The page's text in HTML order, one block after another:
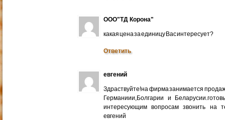
ООО"ТД Корона"
какая цена за единицу Вас интересует?
Ответить
евгений
Здраствуйте!на фирма занимается
Германиии,Болгарии и
интересующим вопросам звонить на
евгений